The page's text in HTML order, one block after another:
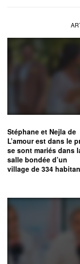
Stéphane et Nejla de
L’amour est dans le
se sont mariés dans
salle bondée d’un
village de 334